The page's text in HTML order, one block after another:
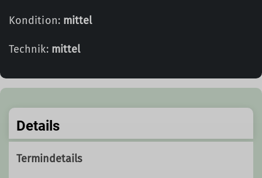
Kondition: mittel
Technik: mittel
Details
Termindetails